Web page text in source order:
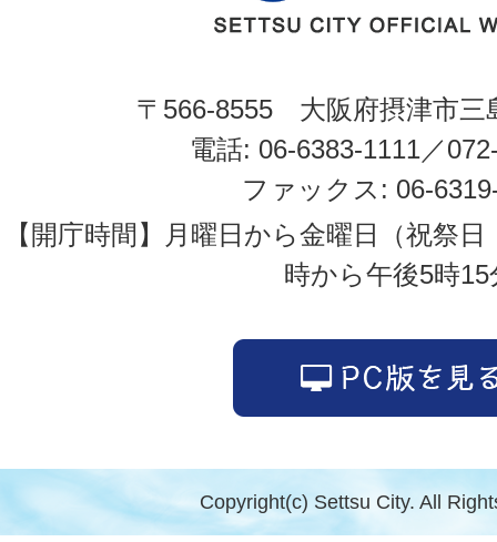
〒566-8555 大阪府摂津市三
電話: 06-6383-1111／
ファックス: 06-
【開庁時間】月曜日から金曜日（祝祭
時から午後5時15
Copyright(c) Settsu City. All